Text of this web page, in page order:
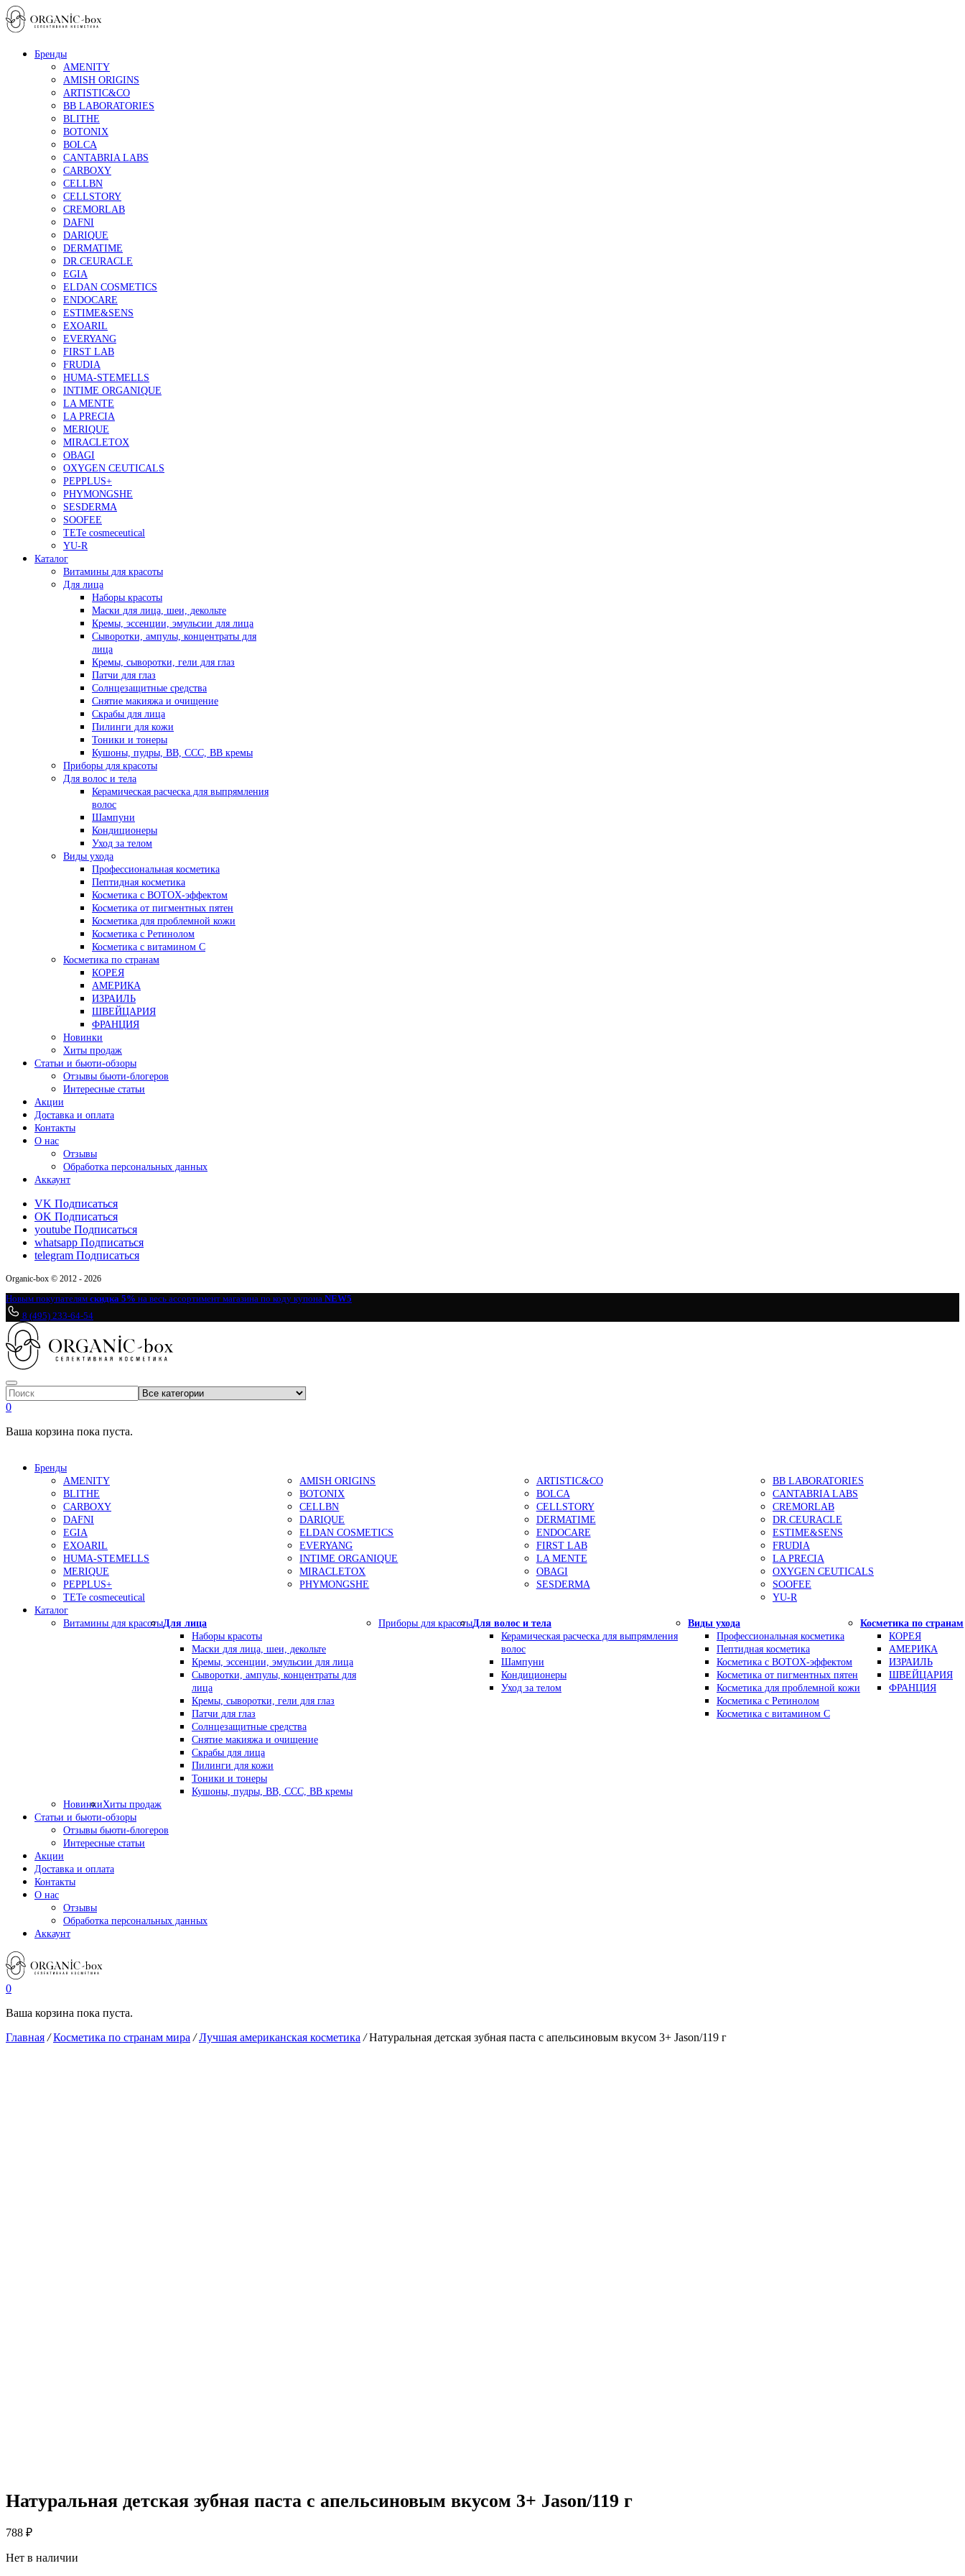
Бренды
AMENITY
AMISH ORIGINS
ARTISTIC&CO
BB LABORATORIES
BLITHE
BOTONIX
BOLCA
CANTABRIA LABS
CARBOXY
CELLBN
CELLSTORY
CREMORLAB
DAFNI
DARIQUE
DERMATIME
DR.CEURACLE
EGIA
ELDAN COSMETICS
ENDOCARE
ESTIME&SENS
EXOARIL
EVERYANG
FIRST LAB
FRUDIA
HUMA-STEMELLS
INTIME ORGANIQUE
LA MENTE
LA PRECIA
MERIQUE
MIRACLETOX
OBAGI
OXYGEN CEUTICALS
PEPPLUS+
PHYMONGSHE
SESDERMA
SOOFEE
TETe cosmeceutical
YU-R
Каталог
Витамины для красоты
Для лица
Наборы красоты
Маски для лица, шеи, декольте
Кремы, эссенции, эмульсии для лица
Сыворотки, ампулы, концентраты для
лица
Кремы, сыворотки, гели для глаз
Патчи для глаз
Солнцезащитные средства
Снятие макияжа и очищение
Скрабы для лица
Пилинги для кожи
Тоники и тонеры
Кушоны, пудры, ВВ, ССС, ВВ кремы
Приборы для красоты
Для волос и тела
Керамическая расческа для выпрямления
волос
Шампуни
Кондиционеры
Уход за телом
Виды ухода
Профессиональная косметика
Пептидная косметика
Косметика с BOTOX-эффектом
Косметика от пигментных пятен
Косметика для проблемной кожи
Косметика с Ретинолом
Косметика с витамином С
Косметика по странам
КОРЕЯ
АМЕРИКА
ИЗРАИЛЬ
ШВЕЙЦАРИЯ
ФРАНЦИЯ
Новинки
Хиты продаж
Статьи и бьюти-обзоры
Отзывы бьюти-блогеров
Интересные статьи
Акции
Доставка и оплата
Контакты
О нас
Отзывы
Обработка персональных данных
Аккаунт
VK Подписаться
OK Подписаться
youtube Подписаться
whatsapp Подписаться
telegram Подписаться
Organic-box © 2012 - 2026
Новым покупателям скидка 5% на весь ассортимент магазина по коду купона NEW5
8 (495) 233-64-54
0
Ваша корзина пока пуста.
Бренды
AMENITY
AMISH ORIGINS ARTISTIC&CO
BB LABORATORIES
BLITHE
BOTONIX BOLCA
CANTABRIA LABS
CARBOXY
CELLBN CELLSTORY
CREMORLAB
DAFNI
DARIQUE DERMATIME
DR.CEURACLE
EGIA
ELDAN COSMETICS ENDOCARE
ESTIME&SENS
EXOARIL
EVERYANG FIRST LAB
FRUDIA
HUMA-STEMELLS
INTIME ORGANIQUE LA MENTE
LA PRECIA
MERIQUE
MIRACLETOX OBAGI
OXYGEN CEUTICALS
PEPPLUS+
PHYMONGSHE SESDERMA
SOOFEE
TETe cosmeceutical
YU-R
Каталог
Витамины для красотыДля лица
Наборы красоты
Маски для лица, шеи, декольте
Кремы, эссенции, эмульсии для лица
Сыворотки, ампулы, концентраты для
лица
Кремы, сыворотки, гели для глаз
Патчи для глаз
Солнцезащитные средства
Снятие макияжа и очищение
Скрабы для лица
Пилинги для кожи
Тоники и тонеры
Кушоны, пудры, ВВ, ССС, ВВ кремы
Приборы для красотыДля волос и тела
Керамическая расческа для выпрямления
волос
Шампуни
Кондиционеры
Уход за телом
Виды ухода
Профессиональная косметика
Пептидная косметика
Косметика с BOTOX-эффектом
Косметика от пигментных пятен
Косметика для проблемной кожи
Косметика с Ретинолом
Косметика с витамином С
Косметика по странам
КОРЕЯ
АМЕРИКА
ИЗРАИЛЬ
ШВЕЙЦАРИЯ
ФРАНЦИЯ
НовинкиХиты продаж
Статьи и бьюти-обзоры
Отзывы бьюти-блогеров
Интересные статьи
Акции
Доставка и оплата
Контакты
О нас
Отзывы
Обработка персональных данных
Аккаунт
0
Ваша корзина пока пуста.
Главная /Косметика по странам мира /Лучшая американская косметика /Натуральная детская зубная паста с апельсиновым вкусом 3+ Jason/119 г
Натуральная детская зубная паста с апельсиновым вкусом 3+ Jason/119 г
788 ₽
Нет в наличии